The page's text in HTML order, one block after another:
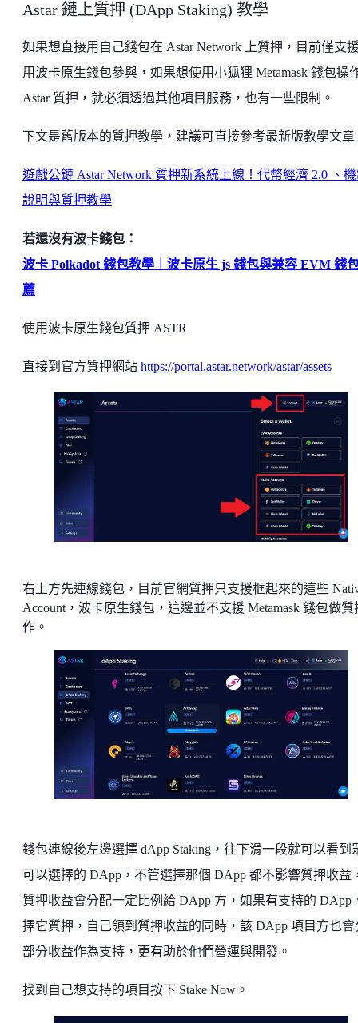
Astar 鏈上質押 (DApp Staking) 教學
如果想直接用自己錢包在 Astar Network 上質押，目前僅支
用波卡原生錢包參與，如果想使用小狐狸 Metamask 錢包操
Astar 質押，就必須透過其他項目服務，也有一些限制。
下文是舊版本的質押教學，建議可直接參考最新版教學文章
遊戲公鏈 Astar Network 質押新系統上線！代幣經濟 2.0 、
說明與質押教學
若還沒有波卡錢包：
波卡 Polkadot 錢包教學｜波卡原生 js 錢包與兼容 EVM 錢
薦
使用波卡原生錢包質押 ASTR
直接到官方質押網站 https://portal.astar.network/astar/assets
右上方先連線錢包，目前官網質押只支援框起來的這些
Account，波卡原生錢包，這邊並不支援 Metamask 錢包做質
作。
錢包連線後左邊選擇 dApp Staking，往下滑一段就可以看到
可以選擇的 DApp，不管選擇那個 DApp 都不影響質押收益
質押收益會分配一定比例給 DApp 方，如果有支持的 DApp
擇它質押，自己領到質押收益的同時，該 DApp 項目方也會
部分收益作為支持，更有助於他們營運與開發。
找到自己想支持的項目按下 Stake Now。